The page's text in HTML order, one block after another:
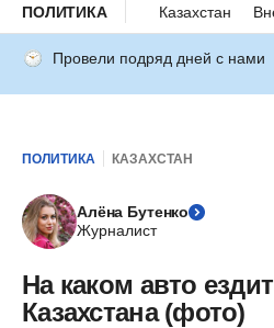
ПОЛИТИКА Казахстан
Провели подряд дней с нами
ПОЛИТИКА КАЗАХСТАН
Алёна Бутенко
Журналист
На каком авто
Казахстана (фото)